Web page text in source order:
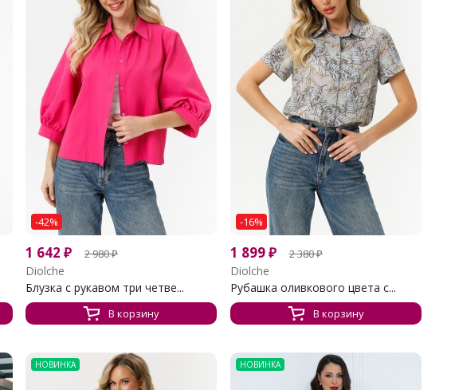
-42%
1 642 ₽ 2 980₽
Diolche
Блузка с рукавом три четве...
В корзину
-16%
1 899₽ 2 380₽
Diolche
Рубашка оливкового цвета с...
В корзину
НОВИНКА НОВИНКА